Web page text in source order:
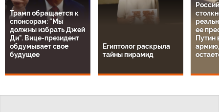
Трамп обращается к
спонсорам: "Мы
должны избрать Джей
Ди". Вице-президент
обдумывает свое
будущее
Египтолог раскрыла
тайны пирамид
ее
Путин